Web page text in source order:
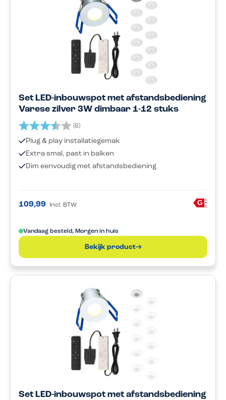
Set LED-inbouwspot met afstandsbediening
Varese zilver 3W dimbaar 1-12 stuks
Beoordeling: (6)
Plug & play installatiegemak
Extra smal, past in balken
Dim eenvoudig met afstandsbediening
109,99 Incl. BTW G A
G
Vandaag besteld, Morgen in huis
Bekijk product
Set LED-inbouwspot met afstandsbediening